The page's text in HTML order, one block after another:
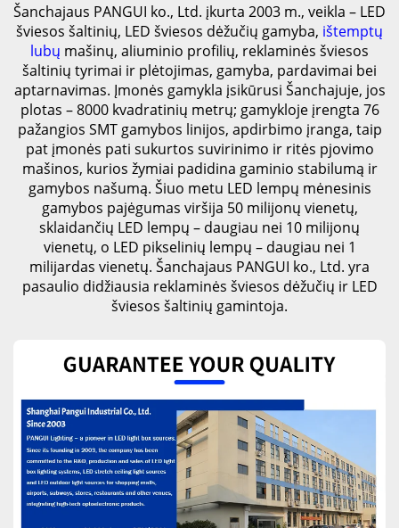
Šanchajaus PANGUI ko., Ltd. įkurta 2003 m., veikla – LED
šviesos šaltinių, LED šviesos dėžučių gamyba, ištemptų
lubų mašinų, aliuminio profilių, reklaminės šviesos
šaltinių tyrimai ir plėtojimas, gamyba, pardavimai bei
aptarnavimas. Įmonės gamykla įsikūrusi Šanchajuje, jos
plotas – 8000 kvadratinių metrų; gamykloje įrengta 76
pažangios SMT gamybos linijos, apdirbimo įranga, taip
pat įmonės pati sukurtos suvirinimo ir ritės pjovimo
mašinos, kurios žymiai padidina gaminio stabilumą ir
gamybos našumą. Šiuo metu LED lempų mėnesinis
gamybos pajėgumas viršija 50 milijonų vienetų,
sklaidančių LED lempų – daugiau nei 10 milijonų
vienetų, o LED pikselinių lempų – daugiau nei 1
milijardas vienetų. Šanchajaus PANGUI ko., Ltd. yra
pasaulio didžiausia reklaminės šviesos dėžučių ir LED
šviesos šaltinių gamintoja.